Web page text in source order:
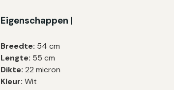
25
|
Trekband
|
LDPE
Eigenschappen |
Breedte: 54 cm
Lengte: 55 cm
Dikte: 22 micron
Kleur: Wit